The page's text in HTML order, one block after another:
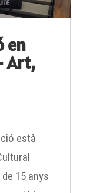
està
15 anys
i